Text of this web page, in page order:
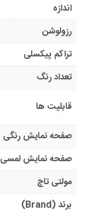
اندازه
رزولوشن
تراکم پیکسلی
تعداد رنگ
قابلیت ها
صفحه نمایش رنگی
صفحه نمایش لمسی
مولتی تاچ
برند (Brand)